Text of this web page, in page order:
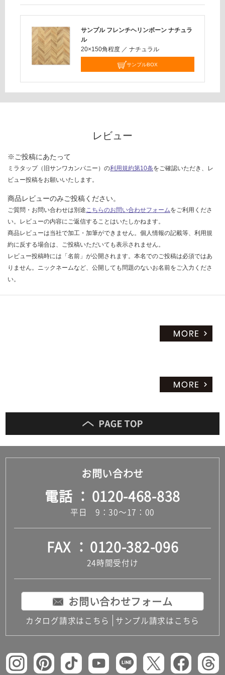
対
応
し
て
い
な
サンプル フレンチヘリンボーン ナチュラ
ル
20×150角程度 ／ ナチュラル
サンプルBOX
レビュー
※ご投稿にあたって
ミラタップ（旧サンワカンパニー）の利用規約第10条をご確認いただき、レ
ビュー投稿をお願いいたします。
商品レビューのみご投稿ください。
ご質問・お問い合わせは別途こちらのお問い合わせフォームをご利用くださ
い。レビューの内容にご返信することはいたしかねます。
商品レビューは当社で加工・加筆ができません。個人情報の記載等、利用規
約に反する場合は、ご投稿いただいても表示されません。
レビュー投稿時には「名前」が公開されます。本名でのご投稿は必須ではあ
りません。ニックネームなど、公開しても問題のないお名前をご入力くださ
い。
お問い合わせ
電話 0120-468-838
平日 9：30～17：00
FAX 0120-382-096
24時間受付け
お問い合わせフォーム
カタログ請求はこちら サンプル請求はこちら